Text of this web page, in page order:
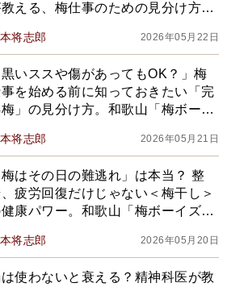
える、梅仕事のための見分け方と
将志郎 2026年05月22日
黒いススや傷があってもOK？」梅
を始める前に知っておきたい「完
」の見分け方。和歌山「梅ボーイ
将志郎 2026年05月21日
梅はその日の難逃れ」は本当？ 整
疲労回復だけじゃない＜梅干し＞
康パワー。和歌山「梅ボーイズ」
将志郎 2026年05月20日
は使わないと衰える？精神科医が教